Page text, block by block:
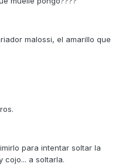
malossi, el amarillo que
para intentar soltar la
cojo... a soltarla.